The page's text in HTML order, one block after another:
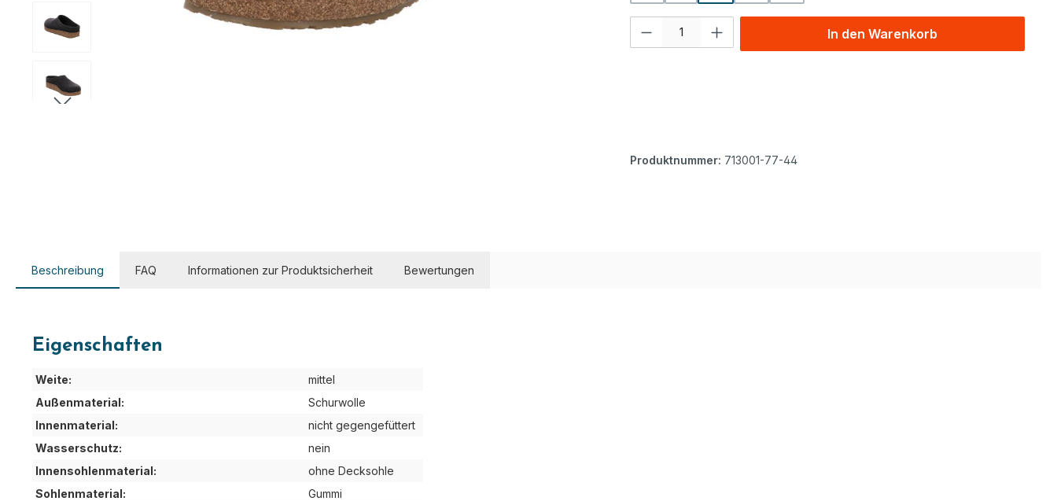
Produkt Anzahl: Gib den gewünschten Wert ein oder benutze die Schaltflächen
In den Warenkorb
Produktnummer: 713001-77-44
Beschreibung FAQ Informationen zur Produktsicherheit Bewertungen
Eigenschaften
Weite:
mittel
Außenmaterial:
Schurwolle
Innenmaterial:
nicht gegengefüttert
Wasserschutz:
nein
Innensohlenmaterial:
ohne Decksohle
Sohlenmaterial:
Gummi